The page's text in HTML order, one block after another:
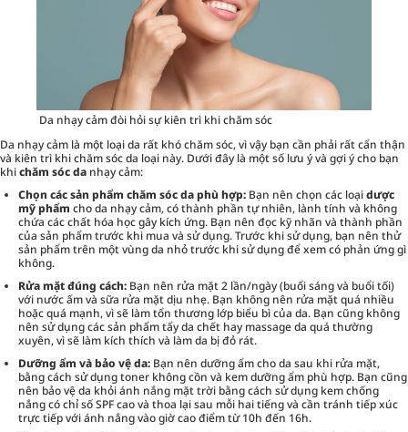
Da nhạy cảm đòi hỏi sự kiên trì khi chăm sóc
Da nhạy cảm là một loại da rất khó chăm sóc, vì vậy bạn cần phải rất cẩn thận
và kiên trì khi chăm sóc da loại này. Dưới đây là một số lưu ý và gợi ý cho bạn
khichăm sóc da nhạy cảm:
Chọn các sản phẩm chăm sóc da phù hợp: Bạn nên chọn các loạidược
mỹ phẩm cho da nhạy cảm, có thành phần tự nhiên, lành tính và không
chứa các chất hóa học gây kích ứng. Bạn nên đọc kỹ nhãn và thành phần
của sản phẩm trước khi mua và sử dụng. Trước khi sử dụng, bạn nên thử
sản phẩm trên một vùng da nhỏ trước khi sử dụng để xem có phản ứng gì
không.
Rửa mặt đúng cách: Bạn nên rửa mặt 2 lần/ngày (buổi sáng và buổi tối)
với nước ấm và sữa rửa mặt dịu nhẹ. Bạn không nên rửa mặt quá nhiều
hoặc quá mạnh, vì sẽ làm tổn thương lớp biểu bì của da. Bạn cũng không
nên sử dụng các sản phẩm tẩy da chết hay massage da quá thường
xuyên, vì sẽ làm kích thích và làm da bị đỏ rát.
Dưỡng ẩm và bảo vệ da: Bạn nên dưỡng ẩm cho da sau khi rửa mặt,
bằng cách sử dụng toner không cồn và kem dưỡng ẩm phù hợp. Bạn cũng
nên bảo vệ da khỏi ánh nắng mặt trời bằng cách sử dụng kem chống
nắng có chỉ số SPF cao và thoa lại sau mỗi hai tiếng và cần tránh tiếp xúc
trực tiếp với ánh nắng vào giờ cao điểm từ 10h đến 16h.